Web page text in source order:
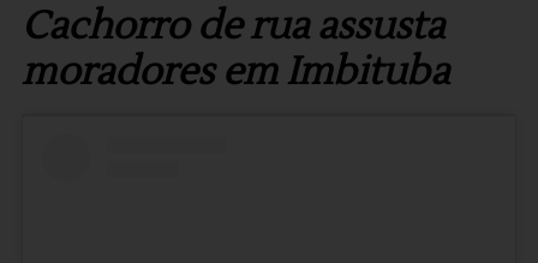
Cachorro de rua assusta
moradores em Imbituba